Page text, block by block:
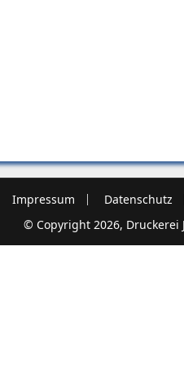
Impressum Datenschutz
© Copyright 2026, Druckerei